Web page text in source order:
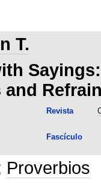
T.
and
Revista
Fascículo
Proverbios